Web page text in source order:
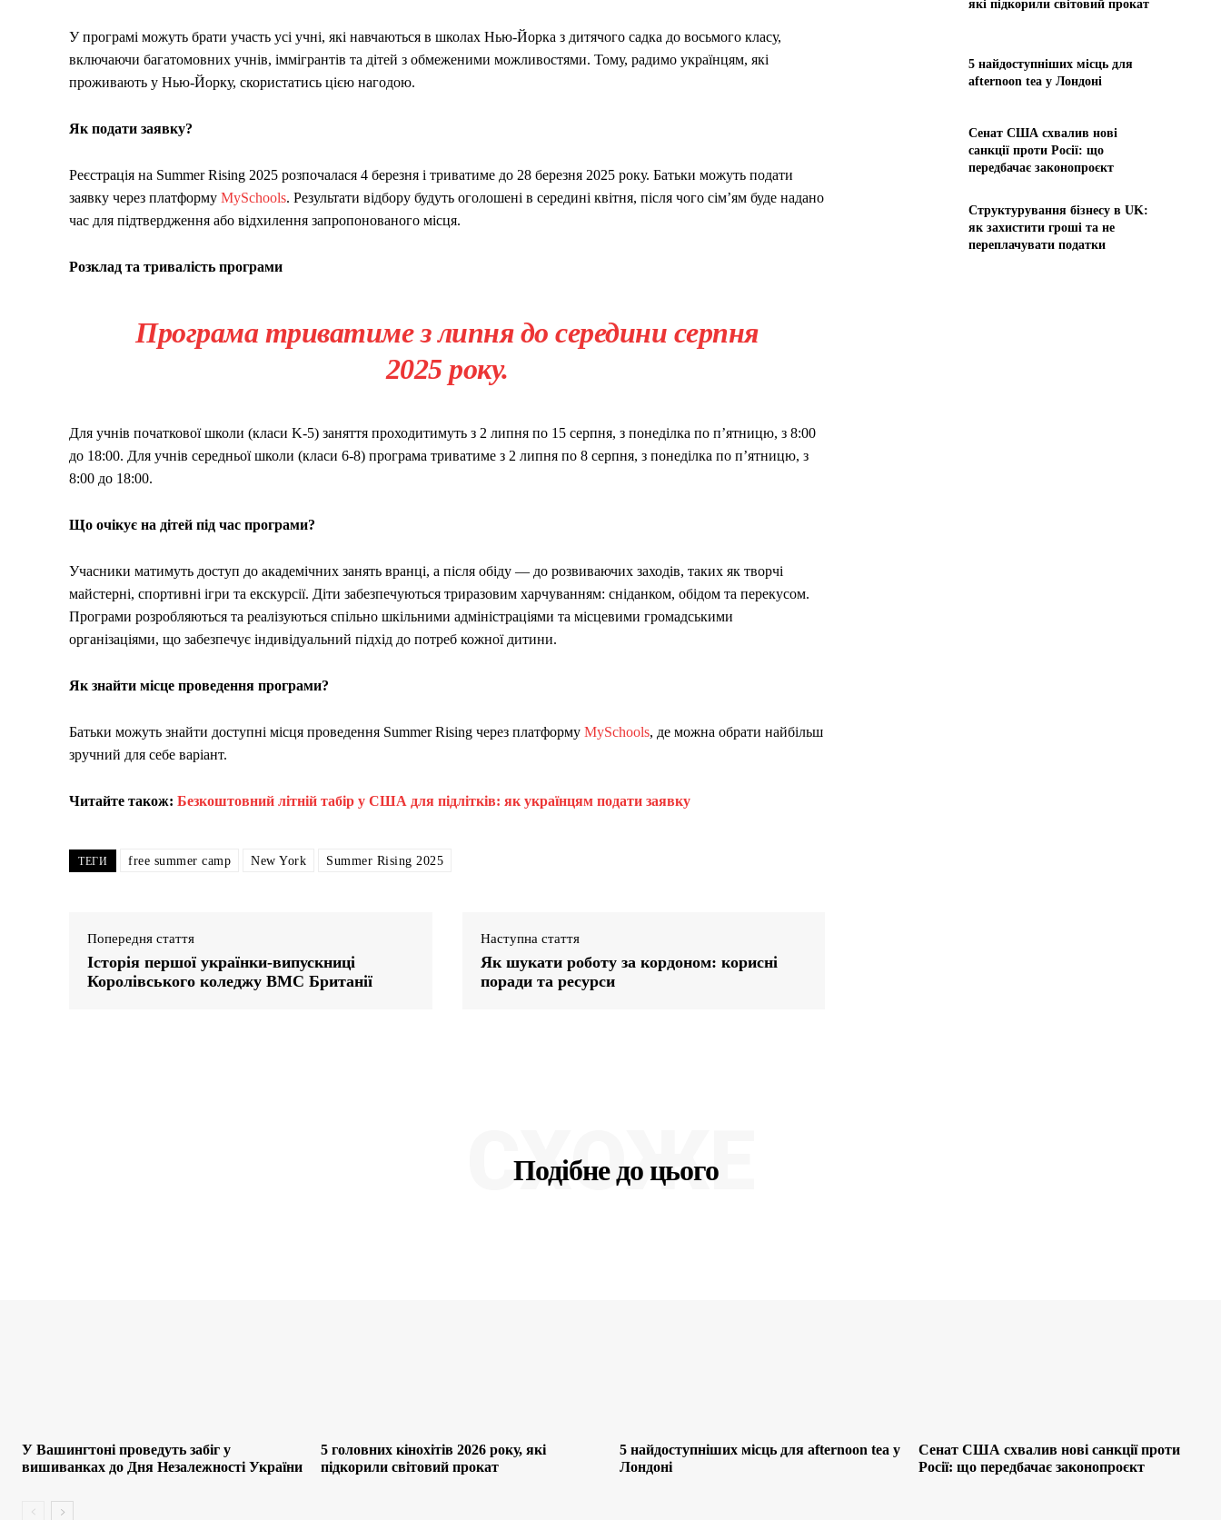
У програмі можуть брати участь усі учні, які навчаються в школах Нью-Йорка з дитячого садка до восьмого класу,
включаючи багатомовних учнів, іммігрантів та дітей з обмеженими можливостями. Тому, радимо українцям, які
проживають у Нью-Йорку, скористатись цією нагодою.
Як подати заявку?
Реєстрація на Summer Rising 2025 розпочалася 4 березня і триватиме до 28 березня 2025 року. Батьки можуть подати
заявку через платформу MySchools. Результати відбору будуть оголошені в середині квітня, після чого сім’ям буде надано
час для підтвердження або відхилення запропонованого місця.
Розклад та тривалість програми
Програма триватиме з липня до середини серпня
2025 року.
Для учнів початкової школи (класи K-5) заняття проходитимуть з 2 липня по 15 серпня, з понеділка по п’ятницю, з 8:00
до 18:00. Для учнів середньої школи (класи 6-8) програма триватиме з 2 липня по 8 серпня, з понеділка по п’ятницю, з
8:00 до 18:00.
Що очікує на дітей під час програми?
Учасники матимуть доступ до академічних занять вранці, а після обіду — до розвиваючих заходів, таких як творчі
майстерні, спортивні ігри та екскурсії. Діти забезпечуються триразовим харчуванням: сніданком, обідом та перекусом.
Програми розробляються та реалізуються спільно шкільними адміністраціями та місцевими громадськими
організаціями, що забезпечує індивідуальний підхід до потреб кожної дитини.
Як знайти місце проведення програми?
Батьки можуть знайти доступні місця проведення Summer Rising через платформу MySchools, де можна обрати найбільш
зручний для себе варіант.
Читайте також: Безкоштовний літній табір у США для підлітків: як українцям подати заявку
ТЕГИ free summer camp New York Summer Rising 2025
Попередня стаття
Історія першої українки-випускниці
Королівського коледжу ВМС Британії
Наступна стаття
Як шукати роботу за кордоном: корисні
поради та ресурси
які підкорили світовий прокат
5 найдоступніших місць для
afternoon tea у Лондоні
Сенат США схвалив нові
санкції проти Росії: що
передбачає законопроєкт
Структурування бізнесу в UK:
як захистити гроші та не
переплачувати податки
Подібне до цього
СХОЖЕ
У Вашингтоні проведуть забіг у
вишиванках до Дня Незалежності України
5 головних кінохітів 2026 року, які
підкорили світовий прокат
5 найдоступніших місць для afternoon tea у
Лондоні
Сенат США схвалив нові санкції проти
Росії: що передбачає законопроєкт